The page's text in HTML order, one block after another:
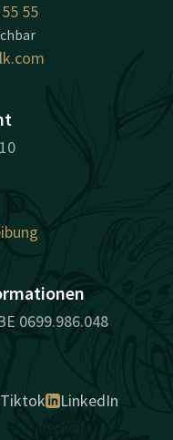
55
0699.986.048
Tiktok LinkedIn